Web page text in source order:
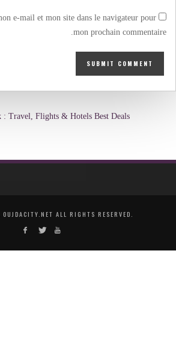
e-mail et mon site dans le navigateur pour
mon prochain commentaire.
: Travel, Flights & Hotels Best Deals
ALL RIGHTS RESERVED.